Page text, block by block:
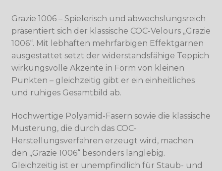
Grazie 1006 – Spielerisch und abwechslungsreich
präsentiert sich der klassische COC-Velours „Grazie
1006“. Mit lebhaften mehrfarbigen Effektgarnen
ausgestattet setzt der widerstandsfähige Teppich
wirkungsvolle Akzente in Form von kleinen
Punkten – gleichzeitig gibt er ein einheitliches
und ruhiges Gesamtbild ab.
Hochwertige Polyamid-Fasern sowie die klassische
Musterung, die durch das COC-
Herstellungsverfahren erzeugt wird, machen
den „Grazie 1006“ besonders langlebig.
Gleichzeitig ist er unempfindlich für Staub- und